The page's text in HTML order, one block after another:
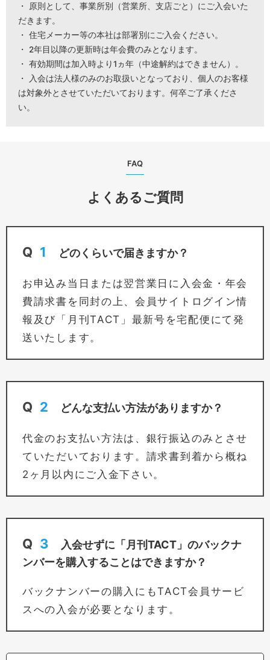
・ 原則として、事業所別（営業所、支店ごと）にご入会いた
だきます。
・ 住宅メーカー等の本社は部署別にご入会ください。
・ 2年目以降の更新時は年会費のみとなります。
・ 有効期間は加入時より1ヵ年（中途解約はできません）。
・ 入会は法人様のみのお取扱いとなっており、個人のお客様
は対象外とさせていただいております。何卒ご了承くださ
い。
FAQ
よくあるご質問
Q 1 どのくらいで届きますか？
お申込み当日または翌営業日に入会金・年会
費請求書を同封の上、会員サイトログイン情
報及び「月刊TACT」最新号を宅配便にて発
送いたします。
Q 2 どんな支払い方法がありますか？
代金のお支払い方法は、銀行振込のみとさせ
ていただいております。請求書到着から概ね
2ヶ月以内にご入金下さい。
Q 3
入会せずに「月刊TACT」のバックナ
ンバーを購入することはできますか？
バックナンバーの購入にもTACT会員サービ
スへの入会が必要となります。